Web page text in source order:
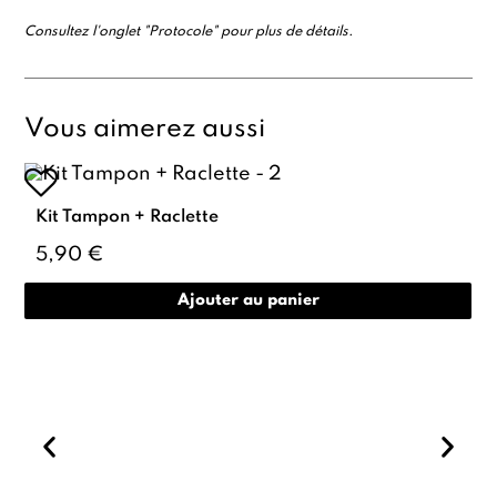
Consultez l'onglet "Protocole" pour plus de détails.
Vous aimerez aussi
Kit Tampon + Raclette
5,90 €
Ajouter au panier